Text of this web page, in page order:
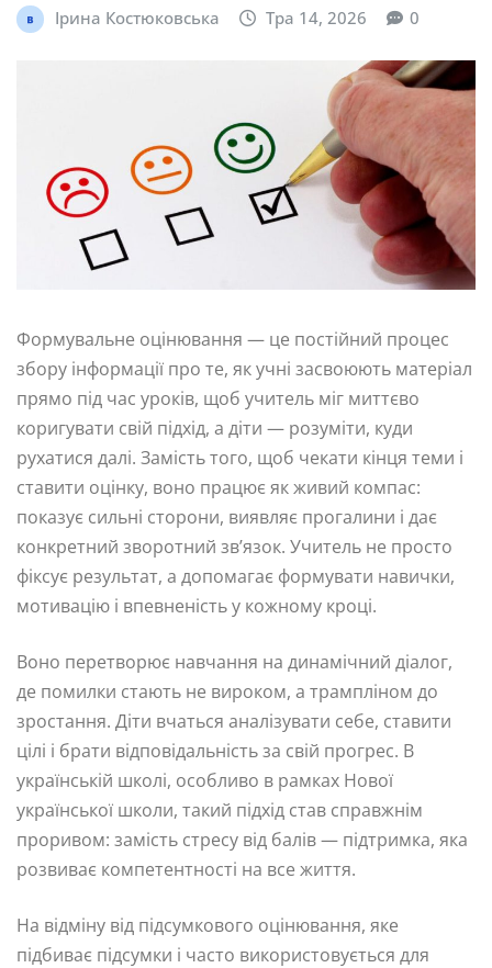
Ірина Костюковська Тра 14, 2026 0
Формувальне оцінювання — це постійний процес
збору інформації про те, як учні засвоюють матеріал
прямо під час уроків, щоб учитель міг миттєво
коригувати свій підхід, а діти — розуміти, куди
рухатися далі. Замість того, щоб чекати кінця теми і
ставити оцінку, воно працює як живий компас:
показує сильні сторони, виявляє прогалини і дає
конкретний зворотний зв’язок. Учитель не просто
фіксує результат, а допомагає формувати навички,
мотивацію і впевненість у кожному кроці.
Воно перетворює навчання на динамічний діалог,
де помилки стають не вироком, а трампліном до
зростання. Діти вчаться аналізувати себе, ставити
цілі і брати відповідальність за свій прогрес. В
українській школі, особливо в рамках Нової
української школи, такий підхід став справжнім
проривом: замість стресу від балів — підтримка, яка
розвиває компетентності на все життя.
На відміну від підсумкового оцінювання, яке
підбиває підсумки і часто використовується для